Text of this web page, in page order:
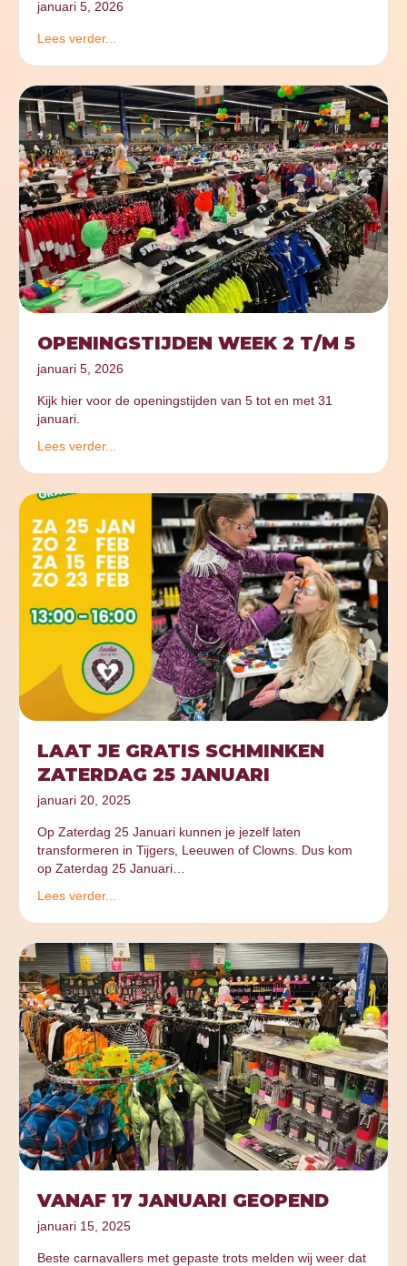
januari 5, 2026
Lees verder...
OPENINGSTIJDEN WEEK 2 T/M 5
januari 5, 2026
Kijk hier voor de openingstijden van 5 tot en met 31
januari.
Lees verder...
LAAT JE GRATIS SCHMINKEN
ZATERDAG 25 JANUARI
januari 20, 2025
Op Zaterdag 25 Januari kunnen je jezelf laten
transformeren in Tijgers, Leeuwen of Clowns. Dus kom
op Zaterdag 25 Januari…
Lees verder...
VANAF 17 JANUARI GEOPEND
januari 15, 2025
Beste carnavallers met gepaste trots melden wij weer dat